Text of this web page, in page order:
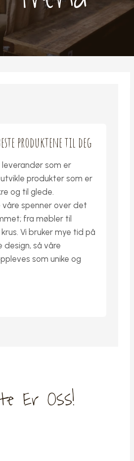
produktene til deg
leverandør som er
produkter som er
og til glede.
våre spenner over det
fra møbler til
Vi bruker mye tid på
design, så våre
som unike og
Er Oss!